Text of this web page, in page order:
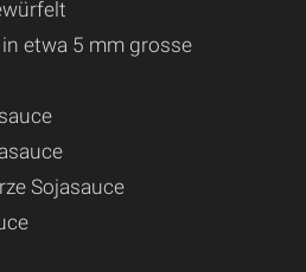
etwa 5 mm grosse
Sojasauce